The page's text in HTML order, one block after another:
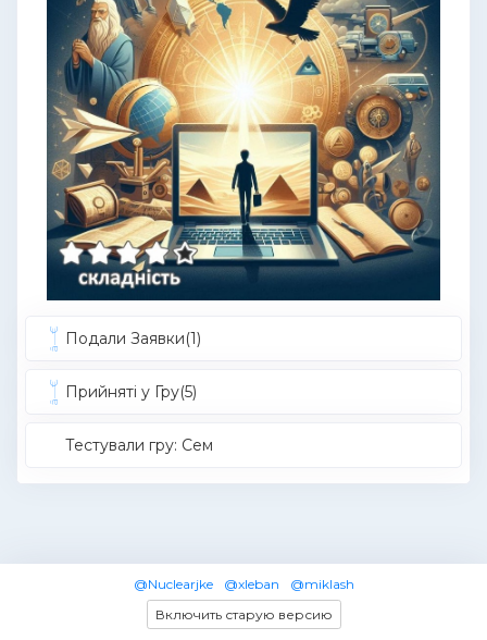
Подали Заявки(1)
Прийняті у Гру(5)
Тестували гру: Cем
@Nuclearjke @xleban
@miklash
Включить старую версию